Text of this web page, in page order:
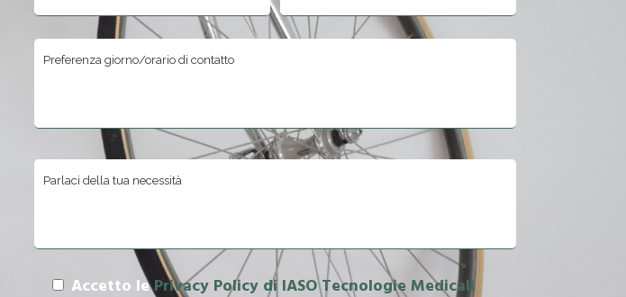
Si prega di lasciare vuoto questo campo.
Accetto lePrivacy Policy di IASO Tecnologie Medicali